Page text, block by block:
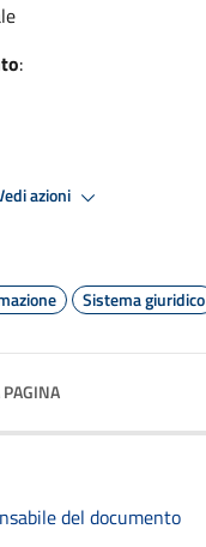
:
azioni
Sistema giuridico
del documento